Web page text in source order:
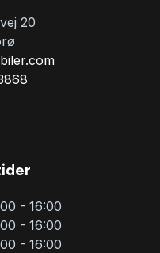
20
- 16:00
- 16:00
- 16:00